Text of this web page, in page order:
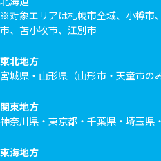
※対象エリアは札幌市全域、小樽市
市、苫小牧市、江別市
東北地方
宮城県・山形県（山形市・天童市のみ
関東地方
神奈川県・東京都・千葉県・埼玉県
東海地方